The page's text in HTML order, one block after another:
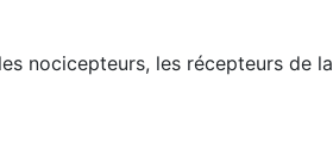
nocicepteurs, les récepteurs de la